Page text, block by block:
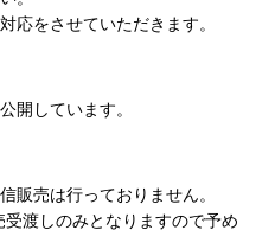
応をさせていただきます。
開しています。
販売は行っておりません。
渡しのみとなりますので予め